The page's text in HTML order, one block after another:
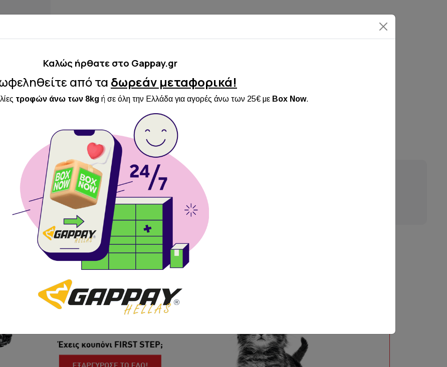
Περιγραφή
juta , η άλλη μεριά νάυλον ύφασμα
Καλώς ήρθατε στo Gappay.gr
από τα δωρεάν μεταφορικά!
τροφών άνω των 8kg ή σε όλη την Ελλάδα για αγορές άνω των 25€ με Box Now.